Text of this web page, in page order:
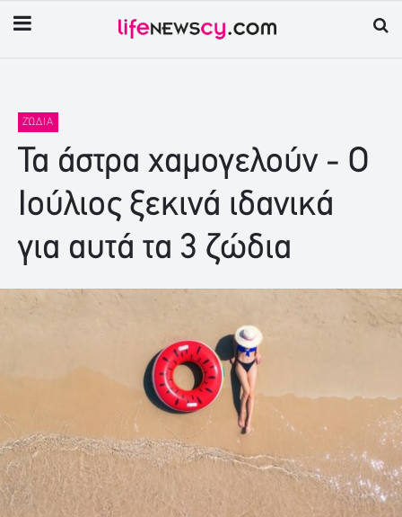
ΖΏΔΙΑ
Τα άστρα χαμογελούν - Ο
Ιούλιος ξεκινά ιδανικά
για αυτά τα 3 ζώδια